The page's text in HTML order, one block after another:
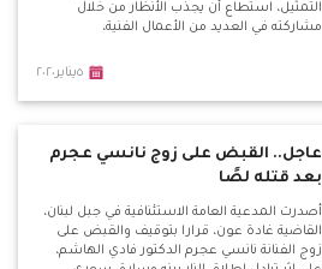
التمثيل، استطاع أن يجذب الأنظار من خلال
مشاركته في العديد من الأعمال الفنية،
٥يناير٢٠٢٠
عاجل.. القبض على زوج نانسي عجرم
بعد قتله لصًا
أصدرت المدعية العامة الاستئنافية في جبل لبنان،
القاضية غادة عون، قرارا بتوقيف والقبض على
زوج الفنانة نانسي عجرم الدكتور فادي الهاشم،